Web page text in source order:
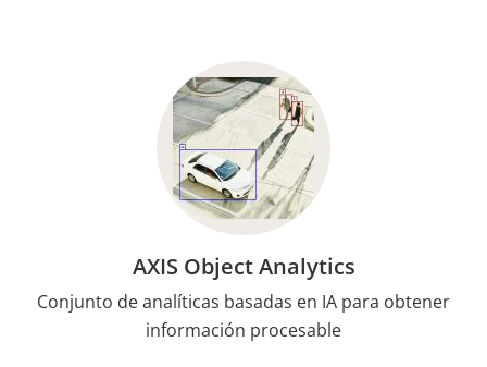
AXIS Object Analytics
Conjunto de analíticas basadas en IA para obtener
información procesable